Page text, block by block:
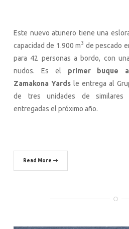
Este nuevo atunero tiene una
capacidad de 1.900 m3 de pescado
para 42 personas a bordo, con
nudos. Es el primer buque
Zamakona Yards le entrega al
de tres unidades de similares
entregadas el próximo año.
Read More